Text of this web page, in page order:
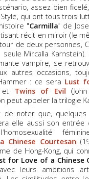
assez bien
qui ont tous trois
"Carmilla" de
récit en miroir (le
de deux personnes,
Mircalla Karnstein).
vampire, se
autres occasions,
: ce sera Lust
et Twins of Evil
peut appeler la trilogie
de noter que,
elle aussi son entrée
Chinese Courtesan
de Hong-Kong, qui
for Love of a Chinese
leurs ambitions